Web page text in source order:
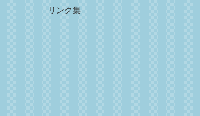
リンク集